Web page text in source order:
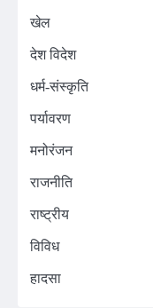
खेल
देश विदेश
धर्म-संस्कृति
पर्यावरण
मनोरंजन
राजनीति
राष्ट्रीय
विविध
हादसा